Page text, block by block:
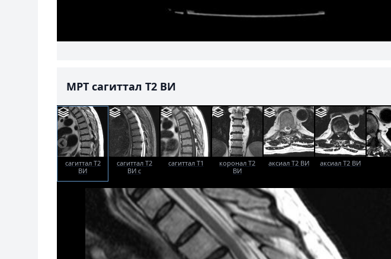
МРТ сагиттал T2 ВИ
сагиттал T2
ВИ
сагиттал T2
ВИ с
сагиттал T1
коронал T2
ВИ
аксиал T2 ВИ аксиал T2 ВИ